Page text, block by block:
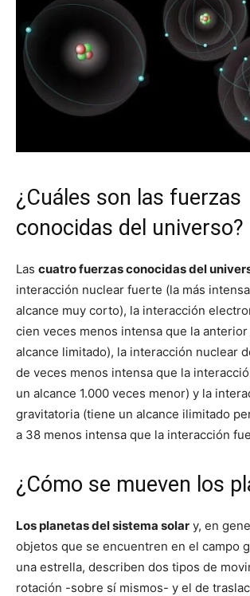
¿Cuáles son las fuerzas
conocidas del universo?
Las cuatro fuerzas conocidas del
interacción nuclear fuerte (la más
alcance muy corto), la interacción
cien veces menos intensa que la anterior
alcance limitado), la interacción nuclear
de veces menos intensa que la
un alcance 1.000 veces menor) y la
gravitatoria (tiene un alcance ilimitado
a 38 menos intensa que la interacción
¿Cómo se mueven los
Los planetas del sistema solar y, en
objetos que se encuentren en el campo
una estrella, describen dos tipos de
rotación -sobre sí mismos- y el de